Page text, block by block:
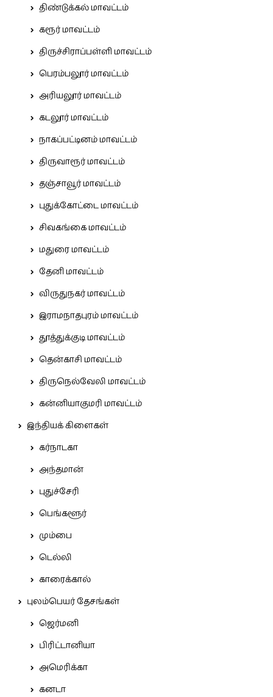
திண்டுக்கல் மாவட்டம்
கரூர் மாவட்டம்
திருச்சிராப்பள்ளி மாவட்டம்
பெரம்பலூர் மாவட்டம்
அரியலூர் மாவட்டம்
கடலூர் மாவட்டம்
நாகப்பட்டினம் மாவட்டம்
திருவாரூர் மாவட்டம்
தஞ்சாவூர் மாவட்டம்
புதுக்கோட்டை மாவட்டம்
சிவகங்கை மாவட்டம்
மதுரை மாவட்டம்
தேனி மாவட்டம்
விருதுநகர் மாவட்டம்
இராமநாதபுரம் மாவட்டம்
தூத்துக்குடி மாவட்டம்
தென்காசி மாவட்டம்
திருநெல்வேலி மாவட்டம்
கன்னியாகுமரி மாவட்டம்
இந்தியக் கிளைகள்
கர்நாடகா
அந்தமான்
புதுச்சேரி
பெங்களூர்
மும்பை
டெல்லி
காரைக்கால்
புலம்பெயர் தேசங்கள்
ஜெர்மனி
பிரிட்டானியா
அமெரிக்கா
கனடா